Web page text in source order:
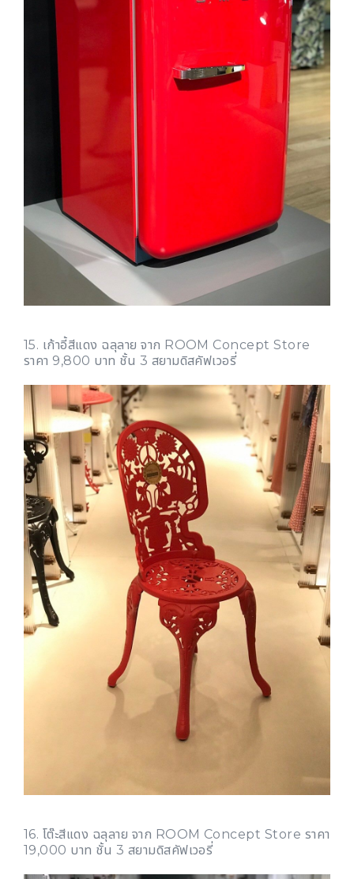
15. เก้าอี้สีแดง ฉลุลาย จาก ROOM Concept Store
ราคา 9,800 บาท ชั้น 3 สยามดิสคัฟเวอรี่
16. โต๊ะสีแดง ฉลุลาย จาก ROOM Concept Store ราคา
19,000 บาท ชั้น 3 สยามดิสคัฟเวอรี่